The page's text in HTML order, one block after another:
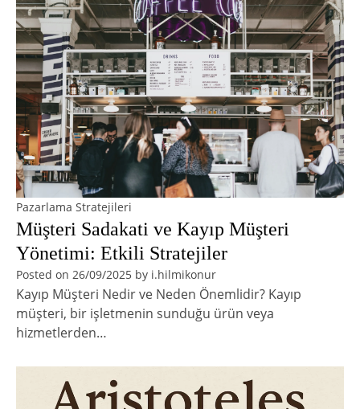
Pazarlama Stratejileri
Müşteri Sadakati ve Kayıp Müşteri
Yönetimi: Etkili Stratejiler
Posted on 26/09/2025 by i.hilmikonur
Kayıp Müşteri Nedir ve Neden Önemlidir? Kayıp
müşteri, bir işletmenin sunduğu ürün veya
hizmetlerden…